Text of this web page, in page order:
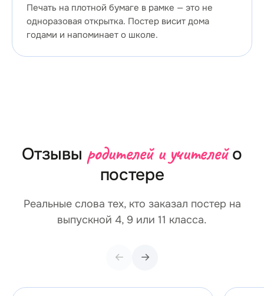
Печать на плотной бумаге в рамке — это не
одноразовая открытка. Постер висит дома
годами и напоминает о школе.
Отзывы родителей и учителейо
постере
Реальные слова тех, кто заказал постер на
выпускной 4, 9 или 11 класса.
← →